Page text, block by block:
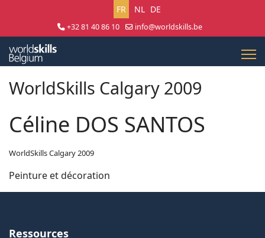
Sélectionnez votre langue
FR NL DE
+32 81 40 86 10
info@worldskills.be
WorldSkills Calgary 2009
Céline DOS SANTOS
WorldSkills Calgary 2009
Peinture et décoration
Ressources